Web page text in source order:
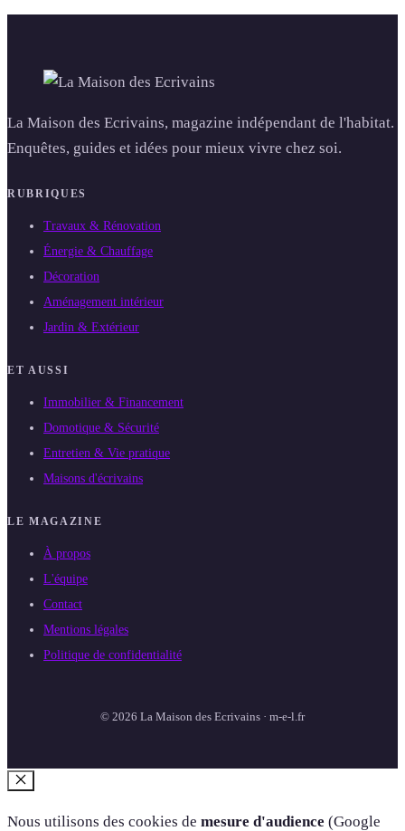
La Maison des Ecrivains, magazine indépendant de l'habitat.
Enquêtes, guides et idées pour mieux vivre chez soi.
RUBRIQUES
Travaux & Rénovation
Énergie & Chauffage
Décoration
Aménagement intérieur
Jardin & Extérieur
ET AUSSI
Immobilier & Financement
Domotique & Sécurité
Entretien & Vie pratique
Maisons d'écrivains
LE MAGAZINE
À propos
L'équipe
Contact
Mentions légales
Politique de confidentialité
© 2026 La Maison des Ecrivains · m-e-l.fr
Fermer
Nous utilisons des cookies de mesure d'audience (Google